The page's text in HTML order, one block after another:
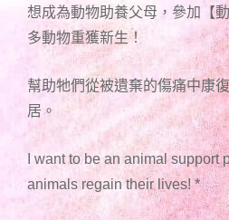
想成為動物助養父母，參加【
多動物重獲新生！
幫助牠們從被遺棄的傷痛中康
居。
I want to be an animal support
animals regain their lives! *